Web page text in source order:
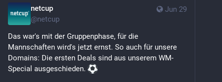
Jun 29
netcup
@netcup
Das war's mit der Gruppenphase, für die
Mannschaften wird's jetzt ernst. So auch für unsere
Domains: Die ersten Deals sind aus unserem WM-
Special ausgeschieden.